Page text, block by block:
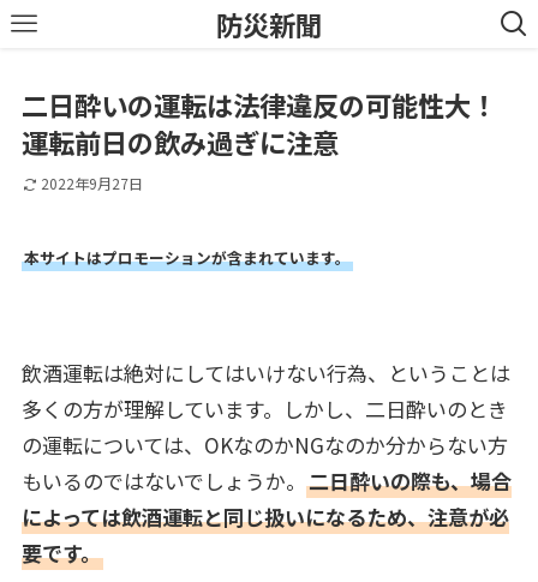
防災新聞
二日酔いの運転は法律違反の可能性大！
運転前日の飲み過ぎに注意
2022年9月27日
本サイトはプロモーションが含まれています。
飲酒運転は絶対にしてはいけない行為、ということは
多くの方が理解しています。しかし、二日酔いのとき
の運転については、OKなのかNGなのか分からない方
もいるのではないでしょうか。 二日酔いの際も、場合
によっては飲酒運転と同じ扱いになるため、注意が必
要です。